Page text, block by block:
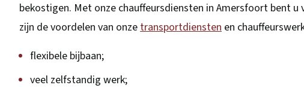
bekostigen. Met onze chauffeursdiensten in Amersfoort bent
zijn de voordelen van onzetransportdiensten en
flexibele bijbaan;
veel zelfstandig werk;